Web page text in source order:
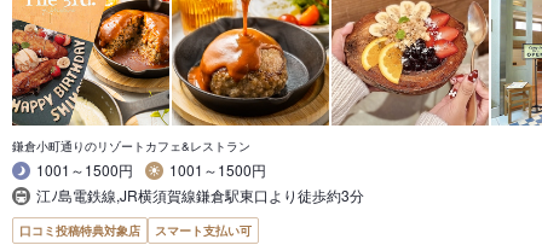
鎌倉小町通りのリゾートカフェ&レストラン
1001～1500円
1001～1500円
江ﾉ島電鉄線,JR横須賀線鎌倉駅東口より徒歩約3分
口コミ投稿特典対象店 スマート支払い可